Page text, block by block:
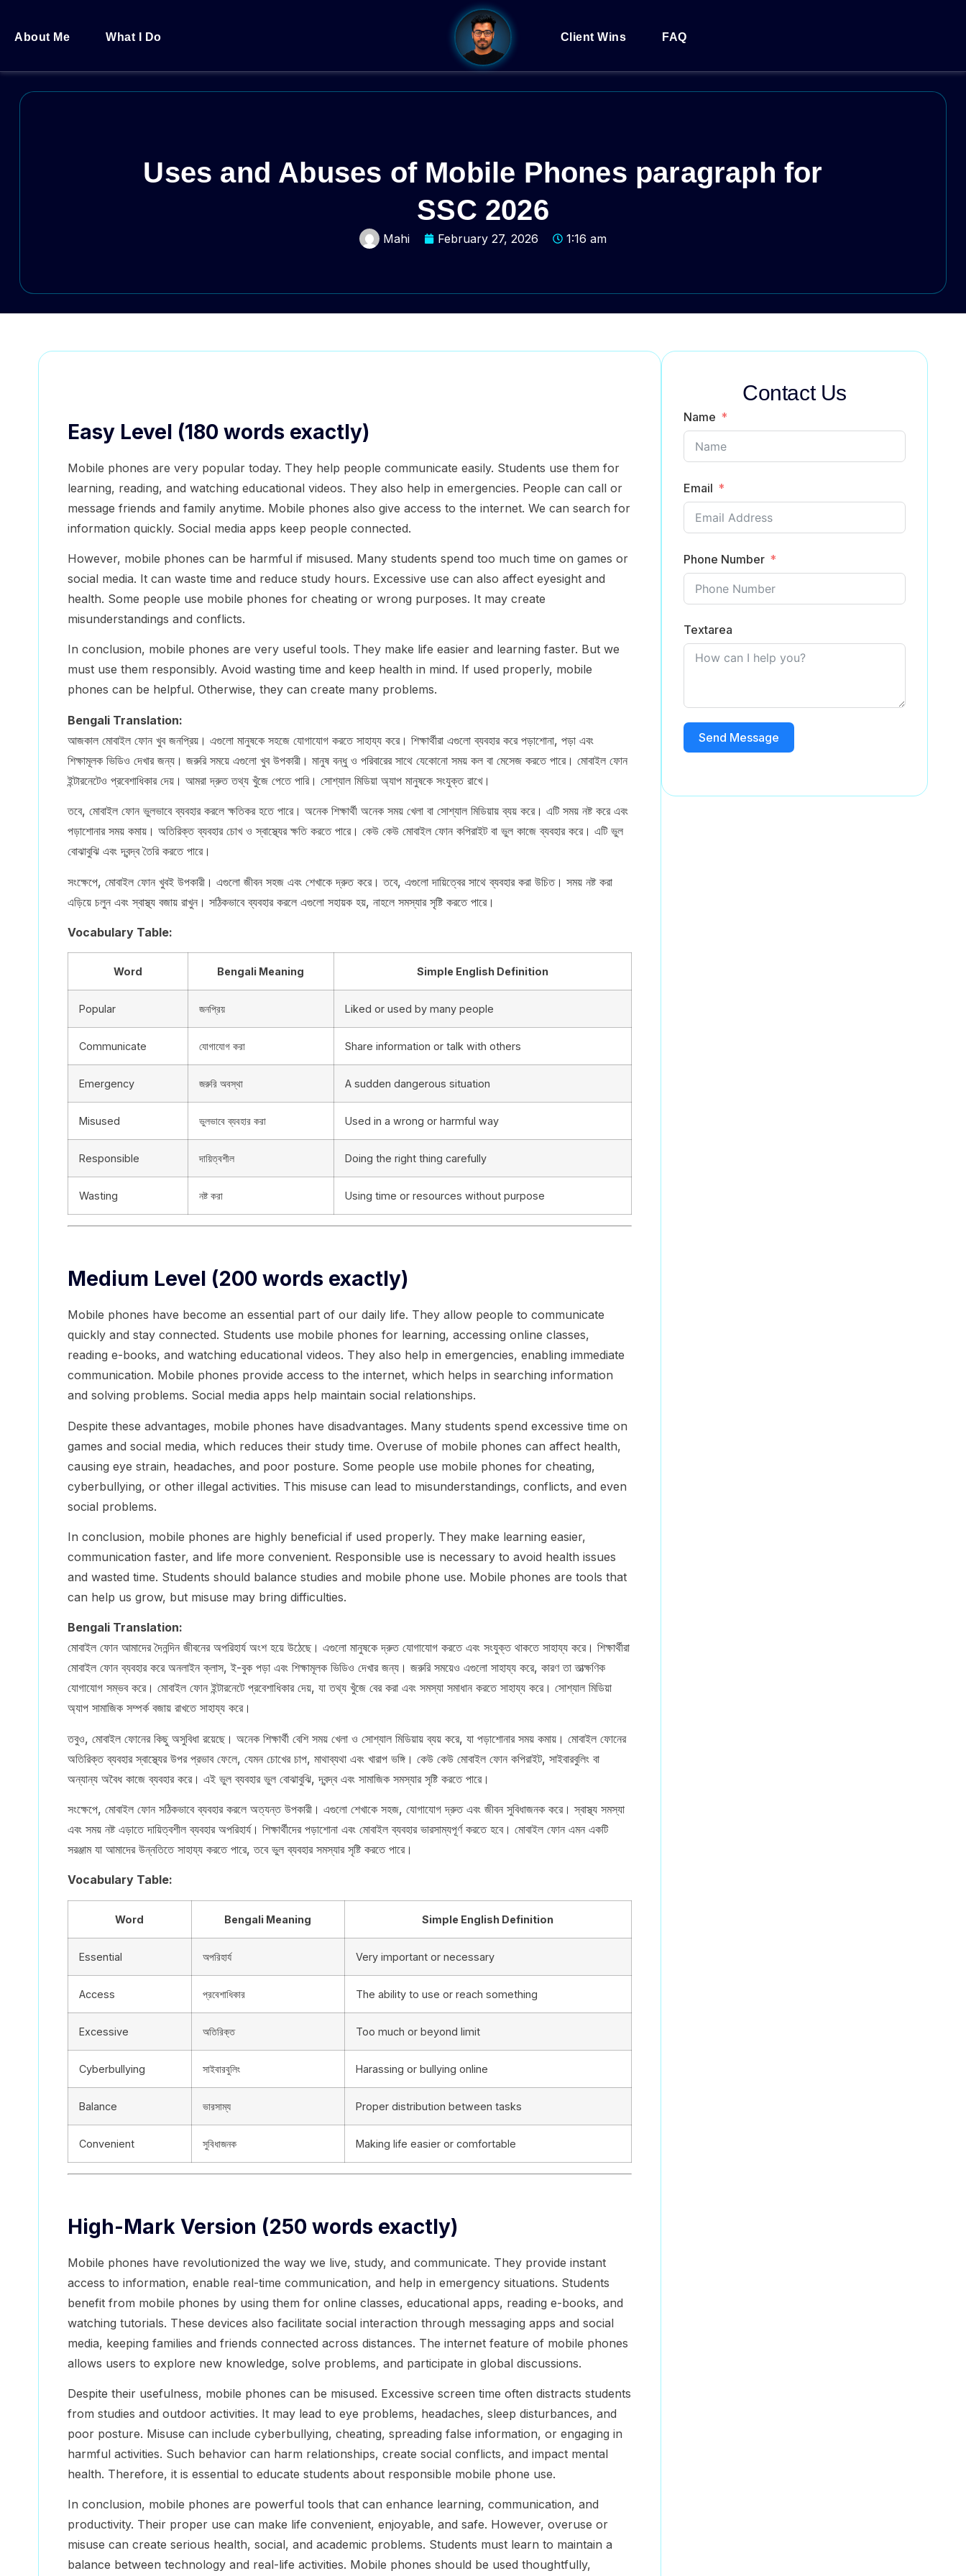
About Me What I Do Client Wins FAQ
Uses and Abuses of Mobile Phones paragraph for
SSC 2026
Mahi February 27, 2026 1:16 am
Easy Level (180 words exactly)
Mobile phones are very popular today. They help people communicate easily. Students use them for
learning, reading, and watching educational videos. They also help in emergencies. People can call or
message friends and family anytime. Mobile phones also give access to the internet. We can search for
information quickly. Social media apps keep people connected.
However, mobile phones can be harmful if misused. Many students spend too much time on games or
social media. It can waste time and reduce study hours. Excessive use can also affect eyesight and
health. Some people use mobile phones for cheating or wrong purposes. It may create
misunderstandings and conflicts.
In conclusion, mobile phones are very useful tools. They make life easier and learning faster. But we
must use them responsibly. Avoid wasting time and keep health in mind. If used properly, mobile
phones can be helpful. Otherwise, they can create many problems.
Bengali Translation:
আজকাল মোবাইল ফোন খুব জনপ্রিয়। এগুলো মানুষকে সহজে যোগাযোগ করতে সাহায্য করে। শিক্ষার্থীরা এগুলো ব্যবহার করে পড়াশোনা, পড়া এবং
শিক্ষামূলক ভিডিও দেখার জন্য। জরুরি সময়ে এগুলো খুব উপকারী। মানুষ বন্ধু ও পরিবারের সাথে যেকোনো সময় কল বা মেসেজ করতে পারে। মোবাইল ফোন
ইন্টারনেটেও প্রবেশাধিকার দেয়। আমরা দ্রুত তথ্য খুঁজে পেতে পারি। সোশ্যাল মিডিয়া অ্যাপ মানুষকে সংযুক্ত রাখে।
তবে, মোবাইল ফোন ভুলভাবে ব্যবহার করলে ক্ষতিকর হতে পারে। অনেক শিক্ষার্থী অনেক সময় খেলা বা সোশ্যাল মিডিয়ায় ব্যয় করে। এটি সময় নষ্ট করে এবং
পড়াশোনার সময় কমায়। অতিরিক্ত ব্যবহার চোখ ও স্বাস্থ্যের ক্ষতি করতে পারে। কেউ কেউ মোবাইল ফোন কপিরাইট বা ভুল কাজে ব্যবহার করে। এটি ভুল
বোঝাবুঝি এবং দ্বন্দ্ব তৈরি করতে পারে।
সংক্ষেপে, মোবাইল ফোন খুবই উপকারী। এগুলো জীবন সহজ এবং শেখাকে দ্রুত করে। তবে, এগুলো দায়িত্বের সাথে ব্যবহার করা উচিত। সময় নষ্ট করা
এড়িয়ে চলুন এবং স্বাস্থ্য বজায় রাখুন। সঠিকভাবে ব্যবহার করলে এগুলো সহায়ক হয়, নাহলে সমস্যার সৃষ্টি করতে পারে।
Vocabulary Table:
Word Bengali Meaning Simple English Definition
Popular জনপ্রিয় Liked or used by many people
Communicate যোগাযোগ করা Share information or talk with others
Emergency জরুরি অবস্থা A sudden dangerous situation
Misused ভুলভাবে ব্যবহার করা Used in a wrong or harmful way
Responsible দায়িত্বশীল Doing the right thing carefully
Wasting নষ্ট করা Using time or resources without purpose
Medium Level (200 words exactly)
Mobile phones have become an essential part of our daily life. They allow people to communicate
quickly and stay connected. Students use mobile phones for learning, accessing online classes,
reading e-books, and watching educational videos. They also help in emergencies, enabling immediate
communication. Mobile phones provide access to the internet, which helps in searching information
and solving problems. Social media apps help maintain social relationships.
Despite these advantages, mobile phones have disadvantages. Many students spend excessive time on
games and social media, which reduces their study time. Overuse of mobile phones can affect health,
causing eye strain, headaches, and poor posture. Some people use mobile phones for cheating,
cyberbullying, or other illegal activities. This misuse can lead to misunderstandings, conflicts, and even
social problems.
In conclusion, mobile phones are highly beneficial if used properly. They make learning easier,
communication faster, and life more convenient. Responsible use is necessary to avoid health issues
and wasted time. Students should balance studies and mobile phone use. Mobile phones are tools that
can help us grow, but misuse may bring difficulties.
Bengali Translation:
মোবাইল ফোন আমাদের দৈনন্দিন জীবনের অপরিহার্য অংশ হয়ে উঠেছে। এগুলো মানুষকে দ্রুত যোগাযোগ করতে এবং সংযুক্ত থাকতে সাহায্য করে। শিক্ষার্থীরা
মোবাইল ফোন ব্যবহার করে অনলাইন ক্লাস, ই-বুক পড়া এবং শিক্ষামূলক ভিডিও দেখার জন্য। জরুরি সময়েও এগুলো সাহায্য করে, কারণ তা তাত্ক্ষণিক
যোগাযোগ সম্ভব করে। মোবাইল ফোন ইন্টারনেটে প্রবেশাধিকার দেয়, যা তথ্য খুঁজে বের করা এবং সমস্যা সমাধান করতে সাহায্য করে। সোশ্যাল মিডিয়া
অ্যাপ সামাজিক সম্পর্ক বজায় রাখতে সাহায্য করে।
তবুও, মোবাইল ফোনের কিছু অসুবিধা রয়েছে। অনেক শিক্ষার্থী বেশি সময় খেলা ও সোশ্যাল মিডিয়ায় ব্যয় করে, যা পড়াশোনার সময় কমায়। মোবাইল ফোনের
অতিরিক্ত ব্যবহার স্বাস্থ্যের উপর প্রভাব ফেলে, যেমন চোখের চাপ, মাথাব্যথা এবং খারাপ ভঙ্গি। কেউ কেউ মোবাইল ফোন কপিরাইট, সাইবারবুলিং বা
অন্যান্য অবৈধ কাজে ব্যবহার করে। এই ভুল ব্যবহার ভুল বোঝাবুঝি, দ্বন্দ্ব এবং সামাজিক সমস্যার সৃষ্টি করতে পারে।
সংক্ষেপে, মোবাইল ফোন সঠিকভাবে ব্যবহার করলে অত্যন্ত উপকারী। এগুলো শেখাকে সহজ, যোগাযোগ দ্রুত এবং জীবন সুবিধাজনক করে। স্বাস্থ্য সমস্যা
এবং সময় নষ্ট এড়াতে দায়িত্বশীল ব্যবহার অপরিহার্য। শিক্ষার্থীদের পড়াশোনা এবং মোবাইল ব্যবহার ভারসাম্যপূর্ণ করতে হবে। মোবাইল ফোন এমন একটি
সরঞ্জাম যা আমাদের উন্নতিতে সাহায্য করতে পারে, তবে ভুল ব্যবহার সমস্যার সৃষ্টি করতে পারে।
Vocabulary Table:
Word Bengali Meaning Simple English Definition
Essential অপরিহার্য Very important or necessary
Access প্রবেশাধিকার The ability to use or reach something
Excessive অতিরিক্ত Too much or beyond limit
Cyberbullying সাইবারবুলিং Harassing or bullying online
Balance ভারসাম্য Proper distribution between tasks
Convenient সুবিধাজনক Making life easier or comfortable
High-Mark Version (250 words exactly)
Mobile phones have revolutionized the way we live, study, and communicate. They provide instant
access to information, enable real-time communication, and help in emergency situations. Students
benefit from mobile phones by using them for online classes, educational apps, reading e-books, and
watching tutorials. These devices also facilitate social interaction through messaging apps and social
media, keeping families and friends connected across distances. The internet feature of mobile phones
allows users to explore new knowledge, solve problems, and participate in global discussions.
Despite their usefulness, mobile phones can be misused. Excessive screen time often distracts students
from studies and outdoor activities. It may lead to eye problems, headaches, sleep disturbances, and
poor posture. Misuse can include cyberbullying, cheating, spreading false information, or engaging in
harmful activities. Such behavior can harm relationships, create social conflicts, and impact mental
health. Therefore, it is essential to educate students about responsible mobile phone use.
In conclusion, mobile phones are powerful tools that can enhance learning, communication, and
productivity. Their proper use can make life convenient, enjoyable, and safe. However, overuse or
misuse can create serious health, social, and academic problems. Students must learn to maintain a
balance between technology and real-life activities. Mobile phones should be used thoughtfully,
Contact Us
Name
Email
Phone Number
Textarea
Send Message